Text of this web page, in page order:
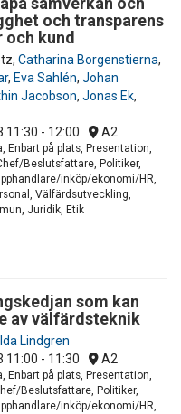
och transparens
och kund
, Catharina Borgenstierna,
, Eva Sahlén, Johan
Jacobson, Jonas Ek,
11:30 - 12:00 A2
Enbart på plats, Presentation,
Beslutsfattare, Politiker,
inköp/ekonomi/HR,
Välfärdsutveckling,
Juridik, Etik
som kan
av välfärdsteknik
Lindgren
11:00 - 11:30 A2
Enbart på plats, Presentation,
Beslutsfattare, Politiker,
inköp/ekonomi/HR,